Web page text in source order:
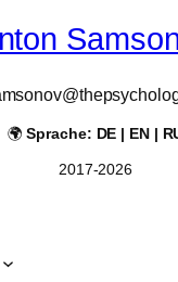
🌍Sprache: DE | EN |
2017-2026